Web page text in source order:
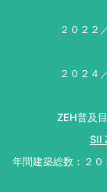
２０２２／新築
２０２４／新築
ZEH普及
SII
年間建築総数：２